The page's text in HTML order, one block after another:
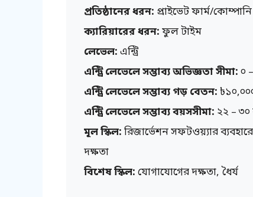
প্রতিষ্ঠানের ধরন: প্রাইভেট ফার্ম/কোম্পানি
ক্যারিয়ারের ধরন: ফুল টাইম
লেভেল: এন্ট্রি
এন্ট্রি লেভেলে সম্ভাব্য অভিজ্ঞতা সীমা: ০
এন্ট্রি লেভেলে সম্ভাব্য গড় বেতন:
এন্ট্রি লেভেলে সম্ভাব্য বয়সসীমা: ২২ –
মূল স্কিল: রিজার্ভেশন সফটওয়্যার
দক্ষতা
বিশেষ স্কিল: যোগাযোগের দক্ষতা, ধৈর্য